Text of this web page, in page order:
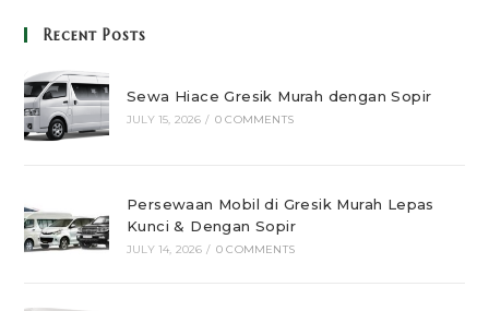
Recent Posts
Sewa Hiace Gresik Murah dengan Sopir
JULY 15, 2026 / 0 COMMENTS
Persewaan Mobil di Gresik Murah Lepas
Kunci & Dengan Sopir
JULY 14, 2026 / 0 COMMENTS